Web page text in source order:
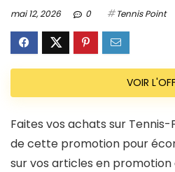
mai 12, 2026 0 Tennis Point
VOIR
Faites vos achats sur
de cette promotion pour
sur vos articles en